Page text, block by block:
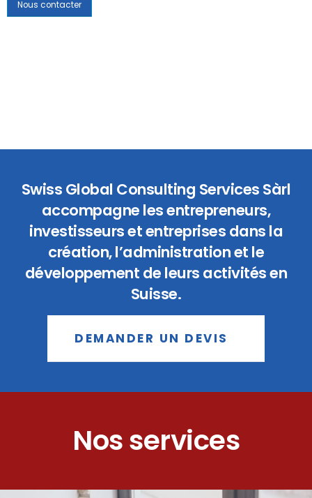
Nous contacter
Swiss Global Consulting Services Sàrl
accompagne les entrepreneurs,
investisseurs et entreprises dans la
création, l’administration et le
développement de leurs activités en
Suisse.
DEMANDER UN DEVIS
Nos services